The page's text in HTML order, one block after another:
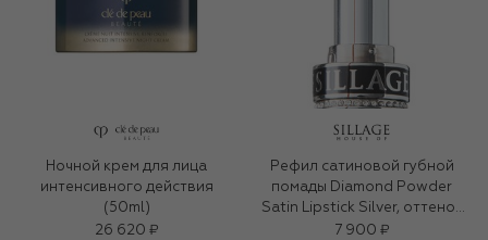
Ночной крем для лица
интенсивного действия
(50ml)
26 620 ₽
Рефил сатиновой губной
помады Diamond Powder
Satin Lipstick Silver, оттенок
Nude Siren (3g)
7 900 ₽